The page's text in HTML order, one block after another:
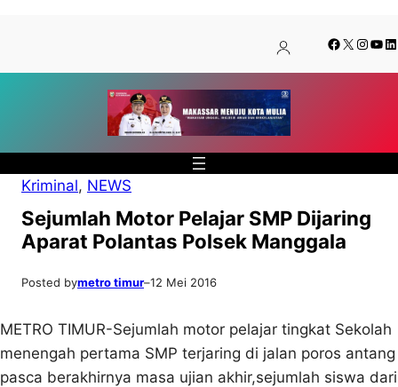
konten
content
Facebook
X
Kriminal, NEWS
Sejumlah Motor Pelajar SMP Dijaring
Aparat Polantas Polsek Manggala
Posted bymetro timur–12 Mei 2016
METRO TIMUR-Sejumlah motor pelajar tingkat Sekolah
menengah pertama SMP terjaring di jalan poros antang
pasca berakhirnya masa ujian akhir,sejumlah siswa dari